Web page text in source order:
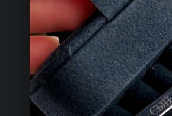
КОНТАКТЫ
ТЕЛЕФОН
+993 649 593 67
EMAIL